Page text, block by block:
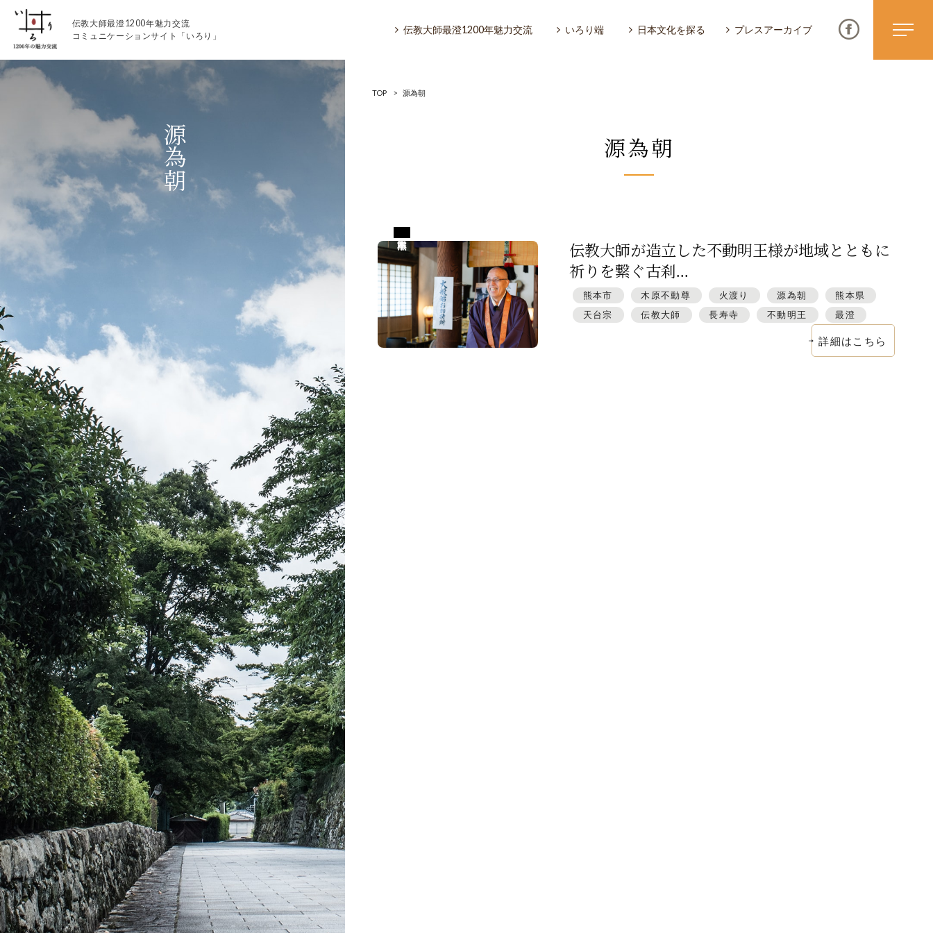
伝教大師最澄1200年魅力交流
コミュニケーションサイト「いろり」
伝教大師最澄1200年魅力交流 いろり端 日本文化を探る プレスアーカイブ
伝教大師最澄1200年魅力交流
いろりとは
伝教大師最澄とは（デジタルパンフレット）
伝教大師最澄とは（PDFダウンロード）
探訪「1200年の魅力交流」
日本文化を探る
プレスアーカイブ
お問い合わせ
源為朝
TOP > 源為朝
源為朝
伝教大師が造立した不動明王様が地域とともに
祈りを繋ぐ古刹...
熊本市 木原不動尊 火渡り 源為朝
熊本県
天台宗
伝教大師 長寿寺 不動明王 最澄
詳細はこちら